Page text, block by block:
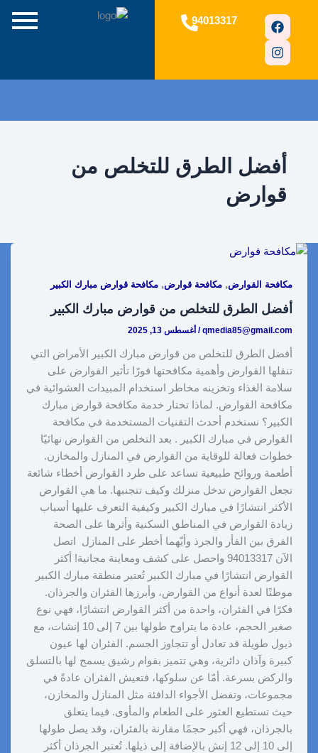
F
a
c
e
o
I
n
s
t
g
m
94013317
أفضل الطرق للتخلص من
قوارض
مكافحة القوارض,مكافحة قوارض,مكافحة قوارض مبارك الكبير
أفضل الطرق للتخلص من قوارض مبارك الكبير
qmedia85@gmail.com
/ أغسطس 13, 2025
أفضل الطرق للتخلص من قوارض مبارك الكبير الأمراض التي
تنقلها القوارض وأهمية مكافحتها فورًا تأثير القوارض على
سلامة الغذاء وتخزينه مخاطر استخدام المبيدات العشوائية في
مكافحة القوارض. لماذا تختار خدمة مكافحة قوارض مبارك
الكبير؟ نستخدم أحدث التقنيات المستخدمة في مكافحة
القوارض في مبارك الكبير . بعد التخلص من القوارض نهائيًا
خطوات فعالة للوقاية من القوارض في المنازل والمخازن.
أطعمة وروائح طبيعية تساعد على طرد القوارض أخطاء شائعة
تجعل القوارض تدخل منزلك وكيف تتجنبها. ما هي القوارض
الأكثر انتشارًا في مبارك الكبير وكيفية التعرف عليها أسباب
زيادة القوارض في المناطق السكنية وأثرها على الصحة
الفرق بين الفأر والجرذ وأيّهما أخطر على المنازل اتصل
الآن 94013317 واحصل على كشف ومعاينة مجانية! أكثر
القوارض انتشارًا في مبارك الكبير تُعتبر منطقة مبارك الكبير
موطنًا لعدة أنواع من القوارض، وأبرزها الفئران والجرذان.
فكرًا في الفئران، واحدة من أكثر القوارض انتشارًا، فهي نوع
صغير الحجم، عادة ما يتراوح طولها بين 7 إلى 10 إنشات، مع
ذيول طويلة قد تعادل أو تتجاوز الجسم. الفئران لها عيون
كبيرة وآذان دائرية، وهي تتميز بقوام رشيق يسمح لها بالتسلق
والركض بسرعة. أمّا عن سلوكها، فتعيش الفئران عادةً في
مجموعات، وتفضل الأجواء الدافئة مثل المنازل والمخازن،
حيث تستطيع العثور على الطعام والمأوى. فيما يتعلق
بالجرذان، فهي أكبر حجمًا مقارنة بالفئران، وقد يصل طولها
إلى 10 إلى 12 إنش بالإضافة إلى ذيلها. تُعتبر الجرذان أكثر